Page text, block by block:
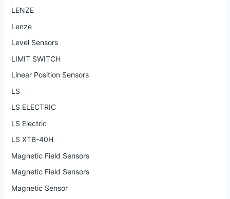
LENZE
Lenze
Level Sensors
LIMIT SWITCH
Linear Position Sensors
LS
LS ELECTRIC
LS Electric
LS XTB-40H
Magnetic Field Sensors
Magnetic Field Sensors
Magnetic Sensor